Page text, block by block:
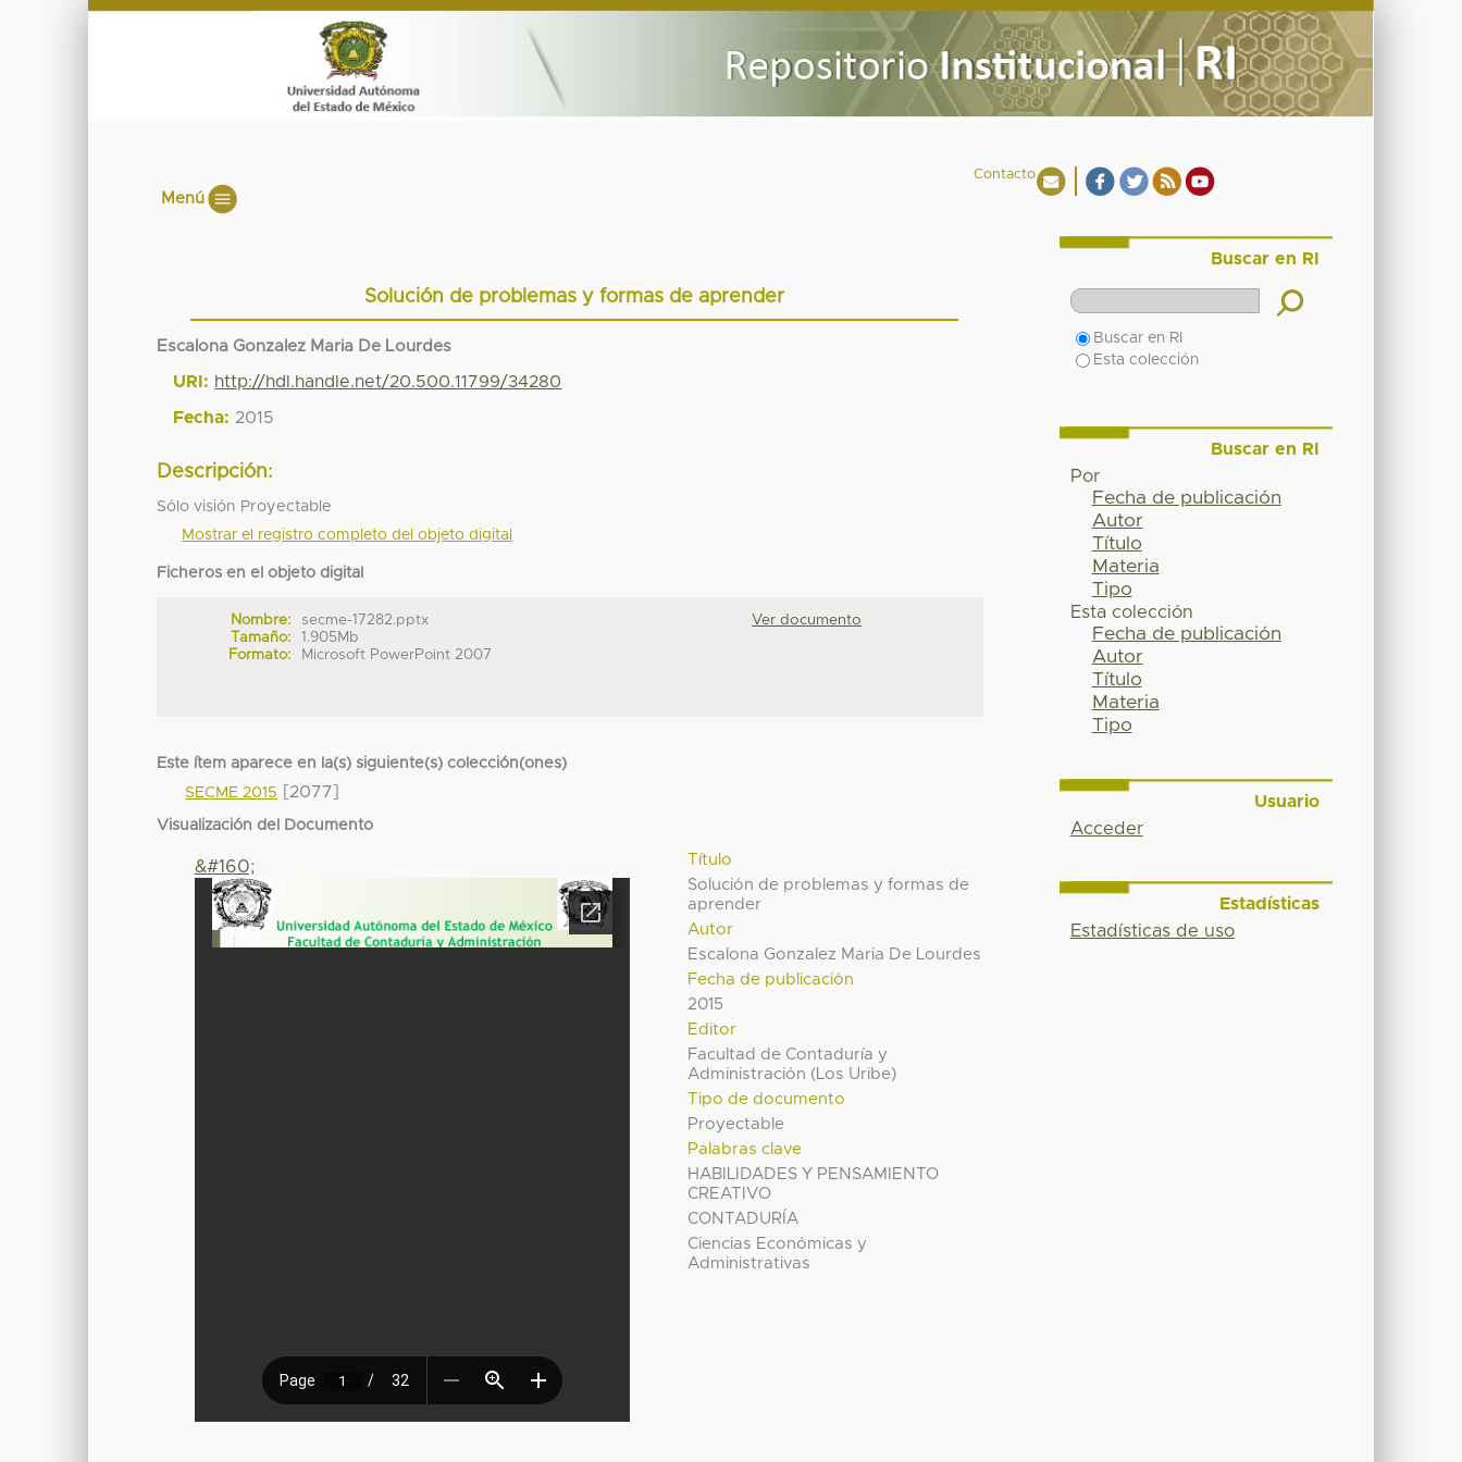
Contacto
Menú
Solución de problemas y formas de aprender
Escalona Gonzalez Maria De Lourdes
URI: http://hdl.handle.net/20.500.11799/34280
Fecha: 2015
Descripción:
Sólo visión Proyectable
Mostrar el registro completo del objeto digital
Ficheros en el objeto digital
Nombre:
secme-17282.pptx
Tamaño:
1.905Mb
Formato:
Microsoft PowerPoint 2007
Ver documento
Este ítem aparece en la(s) siguiente(s) colección(ones)
SECME 2015
[2077]
Visualización del Documento
Título
Solución de problemas y formas de
aprender
Autor
Escalona Gonzalez Maria De Lourdes
Fecha de publicación
2015
Editor
Facultad de Contaduría y
Administración (Los Uribe)
Tipo de documento
Proyectable
Palabras clave
HABILIDADES Y PENSAMIENTO
CREATIVO
CONTADURÍA
Ciencias Económicas y
Administrativas
&#160;
Buscar en RI
Buscar en RI
Esta colección
Buscar en RI
Por
Fecha de publicación
Autor
Título
Materia
Tipo
Esta colección
Fecha de publicación
Autor
Título
Materia
Tipo
Usuario
Acceder
Estadísticas
Estadísticas de uso